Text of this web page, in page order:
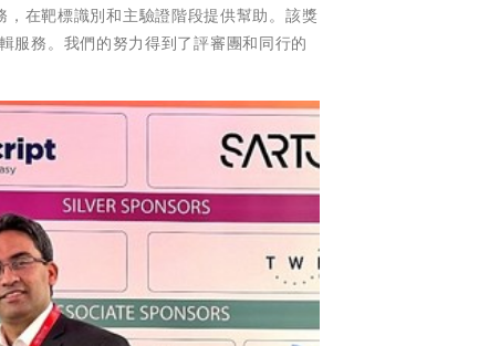
在靶標識別和主驗證階段提供幫助。該獎
務。我們的努力得到了評審團和同行的